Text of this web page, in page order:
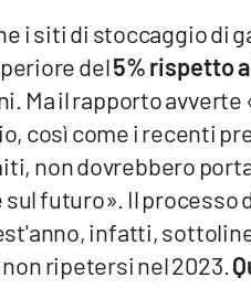
i siti di stoccaggio di
del5% rispetto
Ma il rapporto
così come i recenti
non dovrebbero
futuro». Il processo
infatti,
ripetersi nel 2023.